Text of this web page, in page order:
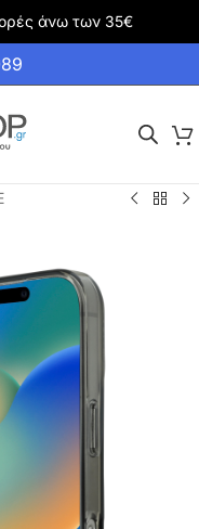
άνω των 35€